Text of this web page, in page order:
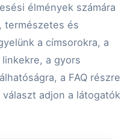
élmények számára
természetes és
a címsorokra, a
a gyors
a FAQ részre
adjon a látogatók